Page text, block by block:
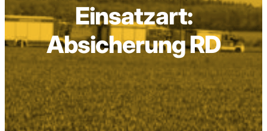
Einsatzart:
Absicherung RD